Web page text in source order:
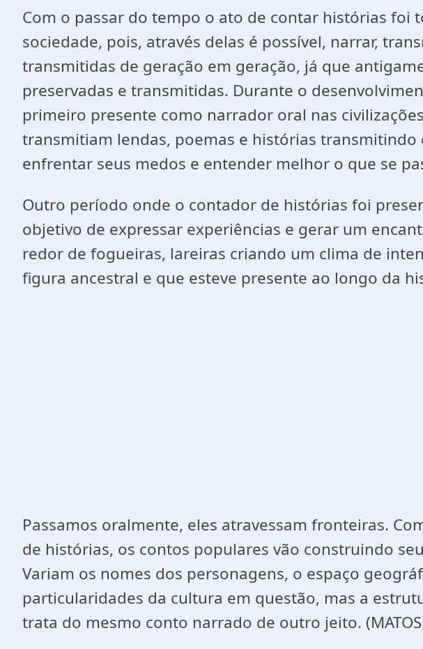
Com o passar do tempo o ato de contar histórias
sociedade, pois, através delas é possível, narrar,
transmitidas de geração em geração, já que
preservadas e transmitidas. Durante o
primeiro presente como narrador oral nas
transmitiam lendas, poemas e histórias
enfrentar seus medos e entender melhor o que se
Outro período onde o contador de histórias foi
objetivo de expressar experiências e gerar um
redor de fogueiras, lareiras criando um clima de
figura ancestral e que esteve presente ao longo da
Passamos oralmente, eles atravessam fronteiras.
de histórias, os contos populares vão construindo
Variam os nomes dos personagens, o espaço
particularidades da cultura em questão, mas a
trata do mesmo conto narrado de outro jeito. (MATOS